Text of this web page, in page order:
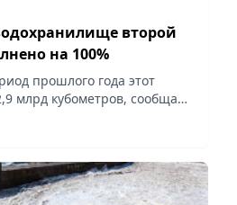
второй
на 100%
прошлого года этот
млрд кубометров, сообщает